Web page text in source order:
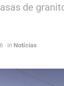
de
in Notícias